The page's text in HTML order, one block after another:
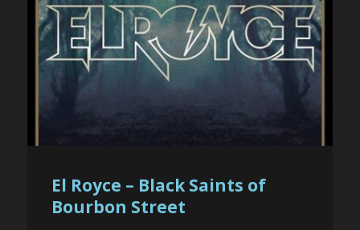
El Royce – Black Saints of
Bourbon Street